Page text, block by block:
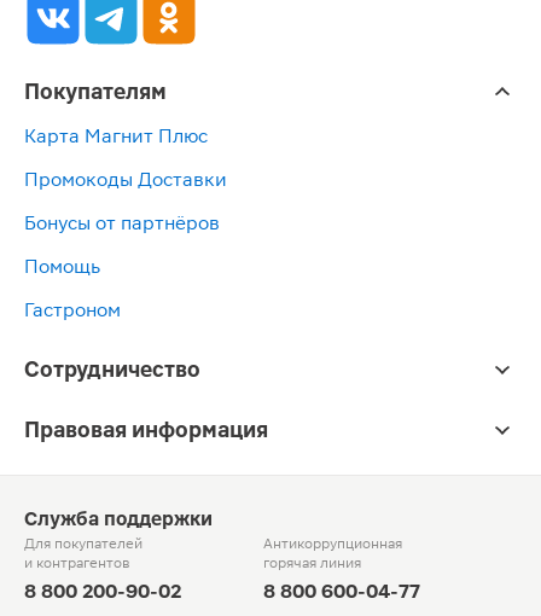
Покупателям
Карта Магнит Плюс
Промокоды Доставки
Бонусы от партнёров
Помощь
Гастроном
Сотрудничество
Правовая информация
Служба поддержки
Для покупателей
и контрагентов
8 800 200-90-02
Антикоррупционная
горячая линия
8 800 600-04-77